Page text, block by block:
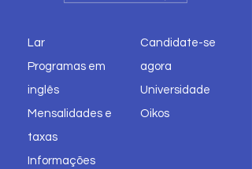
Lar
Programas em
inglês
Mensalidades e
taxas
Informações
Candidate-se
agora
Universidade
Oikos